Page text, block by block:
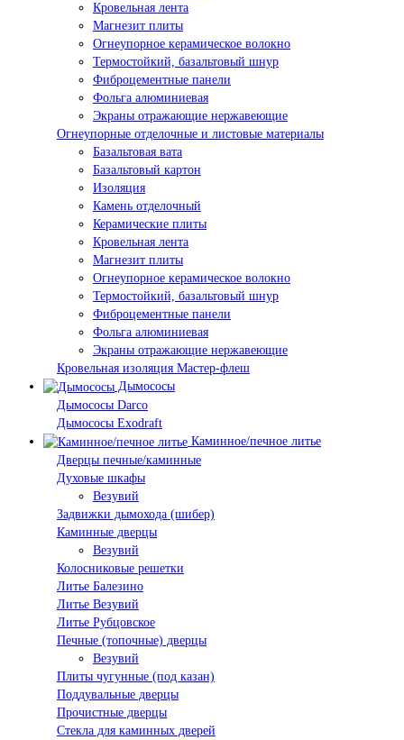
Кровельная лента
Магнезит плиты
Огнеупорное керамическое волокно
Термостойкий, базальтовый шнур
Фиброцементные панели
Фольга алюминиевая
Экраны отражающие нержавеющие
Огнеупорные отделочные и листовые материалы
Базальтовая вата
Базальтовый картон
Изоляция
Камень отделочный
Керамические плиты
Кровельная лента
Магнезит плиты
Огнеупорное керамическое волокно
Термостойкий, базальтовый шнур
Фиброцементные панели
Фольга алюминиевая
Экраны отражающие нержавеющие
Кровельная изоляция Мастер-флеш
Дымососы
Дымососы Darco
Дымососы Exodraft
Каминное/печное литье
Дверцы печные/каминные
Духовые шкафы
Везувий
Задвижки дымохода (шибер)
Каминные дверцы
Везувий
Колосниковые решетки
Литье Балезино
Литье Везувий
Литье Рубцовское
Печные (топочные) дверцы
Везувий
Плиты чугунные (под казан)
Поддувальные дверцы
Прочистные дверцы
Стекла для каминных дверей